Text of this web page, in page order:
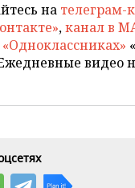
на телеграм-
,канал в
видео